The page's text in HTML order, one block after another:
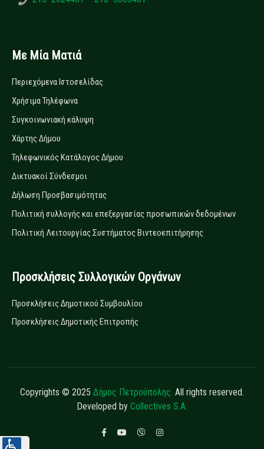
Με Μία Ματιά
Περιεχόμενα Ιστοσελίδας
Χρήσιμα Τηλέφωνα
Συγκοινωνιακή κάλυψη
Χάρτης Δήμου
Τηλεφωνικός Κατάλογος Δήμου
Δικτυακοί Σύνδεσμοι
Δήλωση Προσβασιμότητας
Πολιτική συλλογής και επεξεργασίας προσωπικών δεδομένων
Πολιτική Λειτουργίας Συστήματος Βιντεοεπιτήρησης
Προσκλήσεις Συλλογικών Οργάνων
Προσκλήσεις Δημοτικού Συμβουλίου
Προσκλήσεις Δημοτικής Επιτροπής
Copyrights © 2025 Δήμος Πετρούπολης. All rights reserved.
Developed by Collectives S.A.